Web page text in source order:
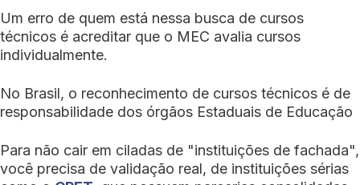
Um erro de quem está nessa busca de cursos
técnicos é acreditar que o MEC avalia cursos
individualmente.
No Brasil, o reconhecimento de cursos técnicos é de
responsabilidade dos órgãos Estaduais de Educação
Para não cair em ciladas de "instituições de fachada",
você precisa de validação real, de instituições sérias